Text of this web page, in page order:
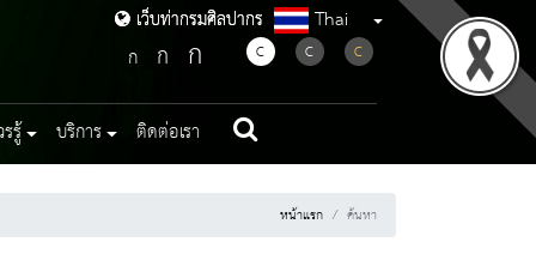
เว็บท่ากรมศิลปากร
เว็บท่ากรมศิลปากร Thai
ก ก ก C C C
รู้ บริการ ติดต่อเรา
หน้าแรก ค้นหา